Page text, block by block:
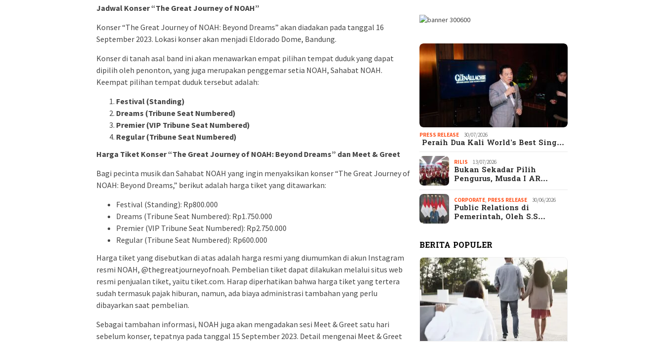
Jadwal Konser “The Great Journey of NOAH”
Konser “The Great Journey of NOAH: Beyond Dreams” akan diadakan pada tanggal 16
September 2023. Lokasi konser akan menjadi Eldorado Dome, Bandung.
Konser di tanah asal band ini akan menawarkan empat pilihan tempat duduk yang dapat
dipilih oleh penonton, yang juga merupakan penggemar setia NOAH, Sahabat NOAH.
Keempat pilihan tempat duduk tersebut adalah:
Festival (Standing)
Dreams (Tribune Seat Numbered)
Premier (VIP Tribune Seat Numbered)
Regular (Tribune Seat Numbered)
Harga Tiket Konser “The Great Journey of NOAH: Beyond Dreams” dan Meet & Greet
Bagi pecinta musik dan Sahabat NOAH yang ingin menyaksikan konser “The Great Journey of
NOAH: Beyond Dreams,” berikut adalah harga tiket yang ditawarkan:
Festival (Standing): Rp800.000
Dreams (Tribune Seat Numbered): Rp1.750.000
Premier (VIP Tribune Seat Numbered): Rp2.750.000
Regular (Tribune Seat Numbered): Rp600.000
Harga tiket yang disebutkan di atas adalah harga resmi yang diumumkan di akun Instagram
resmi NOAH, @thegreatjourneyofnoah. Pembelian tiket dapat dilakukan melalui situs web
resmi penjualan tiket, yaitu tiket.com. Harap diperhatikan bahwa harga tiket yang tertera
sudah termasuk pajak hiburan, namun, ada biaya administrasi tambahan yang perlu
dibayarkan saat pembelian.
Sebagai tambahan informasi, NOAH juga akan mengadakan sesi Meet & Greet satu hari
sebelum konser, tepatnya pada tanggal 15 September 2023. Detail mengenai Meet & Greet
PRESS RELEASE 30/07/2026
Peraih Dua Kali World’s Best Sing…
RILIS 13/07/2026
Bukan Sekadar Pilih
Pengurus, Musda I AR…
CORPORATE PRESS RELEASE 30/06/2026
Public Relations di
Pemerintah, Oleh S.S…
BERITA POPULER